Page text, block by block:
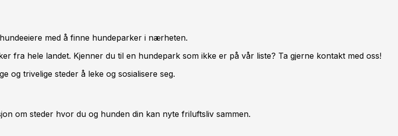
med å finne hundeparker i nærheten.
fra hele landet. Kjenner du til en hundepark som ikke er på vår liste? Ta gjerne kontakt med oss!
og trivelige steder å leke og sosialisere seg.
om steder hvor du og hunden din kan nyte friluftsliv sammen.